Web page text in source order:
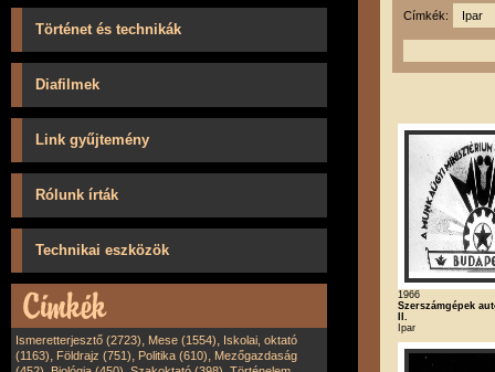
Történet és technikák
Diafilmek
Link gyűjtemény
Rólunk írták
Technikai eszközök
Ismeretterjesztő (2723), Mese (1554), Iskolai, oktató
(1163), Földrajz (751), Politika (610), Mezőgazdaság
Címkék:
1966
Szerszámgépek
Ipar